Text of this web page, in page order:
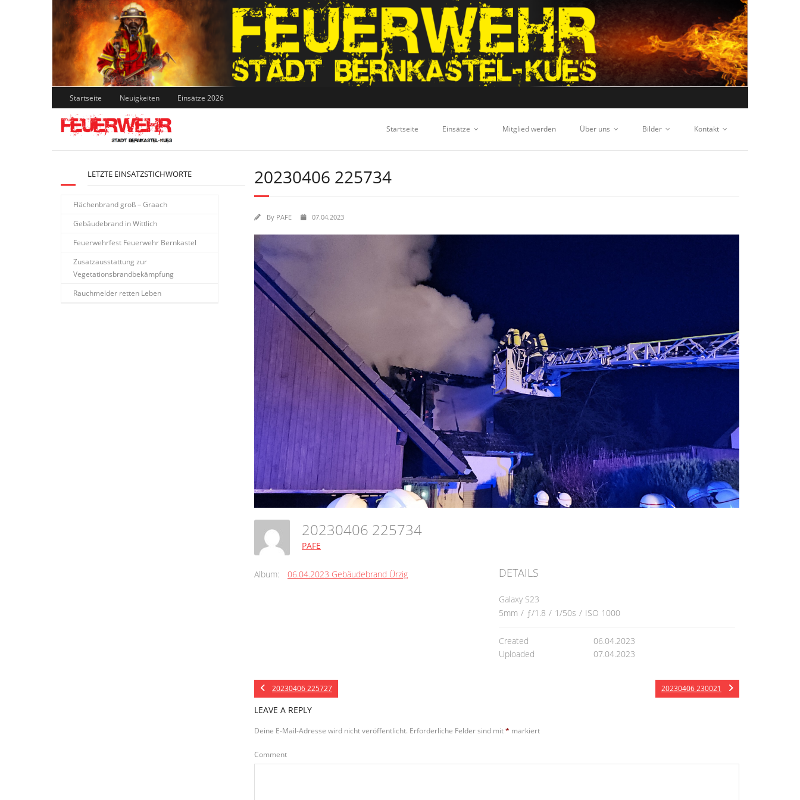
Skip
to
content
Startseite Neuigkeiten Einsätze 2026
Startseite Einsätze Mitglied werden Über uns Bilder Kontakt
20230406 225734
By PAFE 07.04.2023
20230406 225734
PAFE
Album: 06.04.2023 Gebäudebrand Ürzig DETAILS
Galaxy S23
5mm / ƒ/1.8 / 1/50s / ISO 1000
Created
06.04.2023
Uploaded
07.04.2023
20230406 225727 20230406 230021
LEAVE A REPLY
Deine E-Mail-Adresse wird nicht veröffentlicht. Erforderliche Felder sind mit* markiert
Comment
LETZTE EINSATZSTICHWORTE
Flächenbrand groß – Graach
Gebäudebrand in Wittlich
Feuerwehrfest Feuerwehr Bernkastel
Zusatzausstattung zur
Vegetationsbrandbekämpfung
Rauchmelder retten Leben